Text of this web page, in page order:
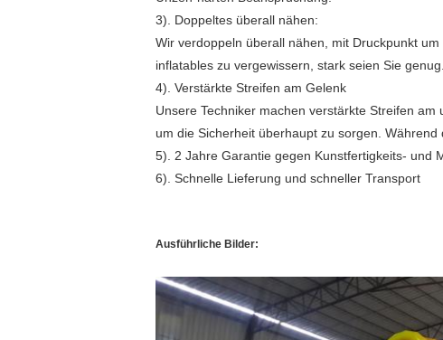
3). Doppeltes überall nähen:
Wir verdoppeln überall nähen, mit Druckpunkt
inflatables zu vergewissern, stark seien Sie genug.
4). Verstärkte Streifen am Gelenk
Unsere Techniker machen verstärkte Streifen
um die Sicherheit überhaupt zu sorgen.
5). 2 Jahre Garantie gegen Kunstfertigkeits- und
6). Schnelle Lieferung und schneller Transport
Ausführliche Bilder: